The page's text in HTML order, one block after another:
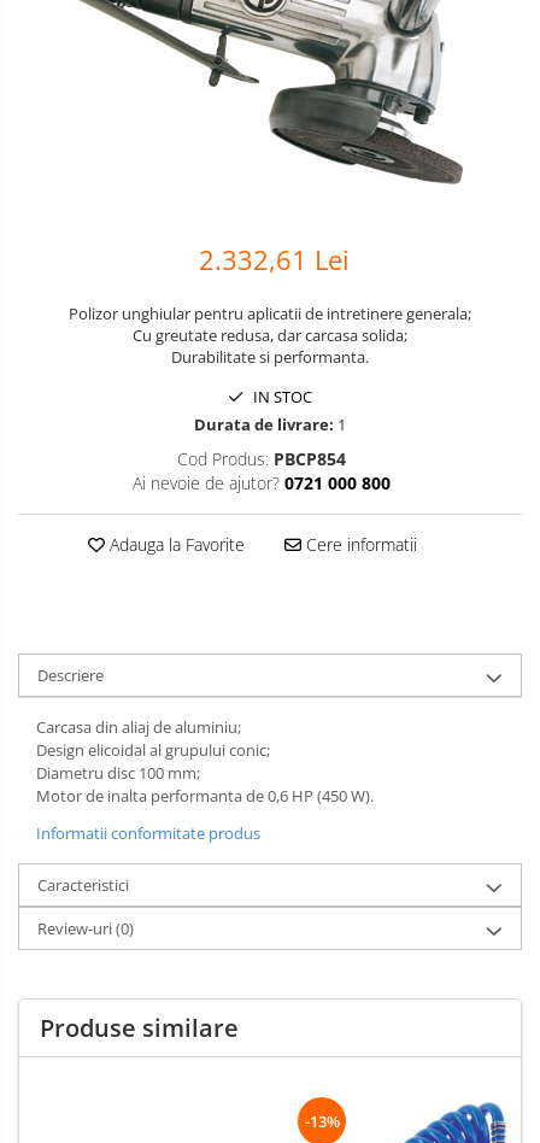
Biaxuri pneumatice
Bormasini pneumatice
Ciocane daltuitoare pneumatice
Motoare pneumatice
Pistoale de umflat roti
Polizoare unghiulare pneumatice
Polizoare verticale
Slefuitoare pneumatice
2.332,61 Lei
Polizor unghiular pentru aplicatii de intretinere generala;
Cu greutate redusa, dar carcasa solida;
Durabilitate si performanta.
IN STOC
Durata de livrare: 1
Cod Produs: PBCP854
Ai nevoie de ajutor? 0721 000 800
Adauga la Favorite Cere informatii
Descriere
Carcasa din aliaj de aluminiu;
Design elicoidal al grupului conic;
Diametru disc 100 mm;
Motor de inalta performanta de 0,6 HP (450 W).
Informatii conformitate produs
Caracteristici
Review-uri(0)
Produse similare
-13%